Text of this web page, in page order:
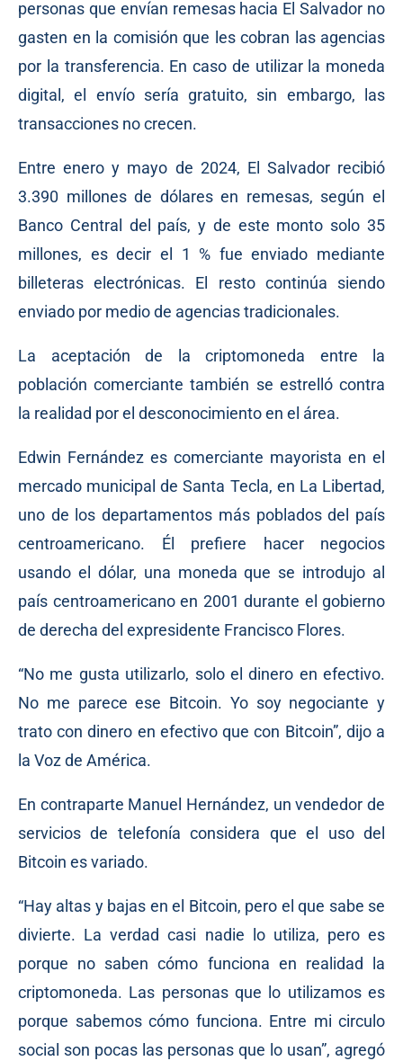
personas que envían remesas hacia El Salvador no
gasten en la comisión que les cobran las agencias
por la transferencia. En caso de utilizar la moneda
digital, el envío sería gratuito, sin embargo, las
transacciones no crecen.
Entre enero y mayo de 2024, El Salvador recibió
3.390 millones de dólares en remesas, según el
Banco Central del país, y de este monto solo 35
millones, es decir el 1 % fue enviado mediante
billeteras electrónicas. El resto continúa siendo
enviado por medio de agencias tradicionales.
La aceptación de la criptomoneda entre la
población comerciante también se estrelló contra
la realidad por el desconocimiento en el área.
Edwin Fernández es comerciante mayorista en el
mercado municipal de Santa Tecla, en La Libertad,
uno de los departamentos más poblados del país
centroamericano. Él prefiere hacer negocios
usando el dólar, una moneda que se introdujo al
país centroamericano en 2001 durante el gobierno
de derecha del expresidente Francisco Flores.
“No me gusta utilizarlo, solo el dinero en efectivo.
No me parece ese Bitcoin. Yo soy negociante y
trato con dinero en efectivo que con Bitcoin”, dijo a
la Voz de América.
En contraparte Manuel Hernández, un vendedor de
servicios de telefonía considera que el uso del
Bitcoin es variado.
“Hay altas y bajas en el Bitcoin, pero el que sabe se
divierte. La verdad casi nadie lo utiliza, pero es
porque no saben cómo funciona en realidad la
criptomoneda. Las personas que lo utilizamos es
porque sabemos cómo funciona. Entre mi circulo
social son pocas las personas que lo usan”, agregó